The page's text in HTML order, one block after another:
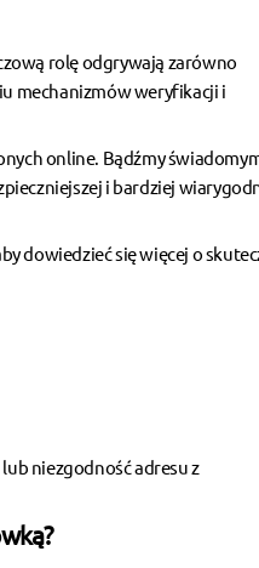
rolę odgrywają zarówno
mechanizmów weryfikacji i
online. Bądźmy
i bardziej
dowiedzieć się więcej o
niezgodność adresu z